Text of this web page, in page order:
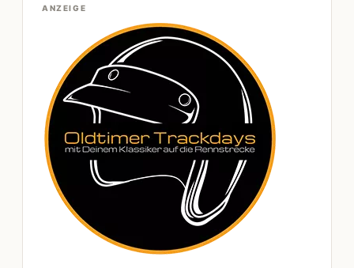
ANZEIGE